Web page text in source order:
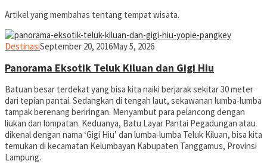
Artikel yang membahas tentang tempat wisata.
Destinasiyopiefranz
September 20, 2016May 5, 2026
Panorama Eksotik Teluk Kiluan dan Gigi Hiu
Batuan besar terdekat yang bisa kita naiki berjarak sekitar 30 meter
dari tepian pantai. Sedangkan di tengah laut, sekawanan lumba-lumba
tampak berenang beriringan. Menyambut para pelancong dengan
liukan dan lompatan. Keduanya, Batu Layar Pantai Pegadungan atau
dikenal dengan nama ‘Gigi Hiu’ dan lumba-lumba Teluk Kiluan, bisa kita
temukan di kecamatan Kelumbayan Kabupaten Tanggamus, Provinsi
Lampung.